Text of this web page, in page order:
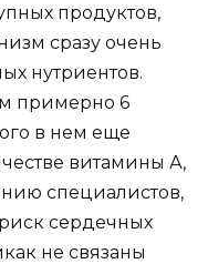
продуктов,
сразу очень
нутриентов.
примерно 6
в нем еще
витамины А,
специалистов,
сердечных
не связаны